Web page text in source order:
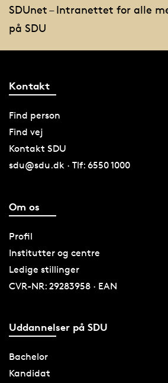
SDUnet – Intranettet for alle
på SDU
Kontakt
Find person
Find vej
Kontakt SDU
sdu@sdu.dk · Tlf: 6550 1000
Om os
Profil
Institutter og centre
Ledige stillinger
CVR-NR: 29283958 · EAN
Uddannelser på SDU
Bachelor
Kandidat